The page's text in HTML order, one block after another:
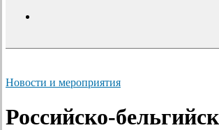
Новости и мероприятия
Российско-